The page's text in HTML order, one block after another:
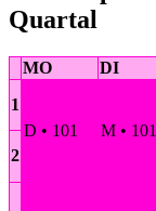
Quartal
MO DI
1
D • 101
M • 101
2